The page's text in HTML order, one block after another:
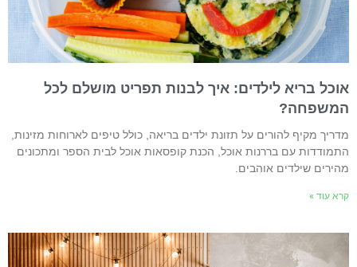
בריא לילדים: איך לבנות תפריט מושלם לכל
מקיף להורים על תזונת ילדים בריאה, כולל טיפים לארוחות מזינות,
עם בררנות אוכל, הכנת קופסאות אוכל לבית הספר ומתכונים
שילדים אוהבים.
עוד »